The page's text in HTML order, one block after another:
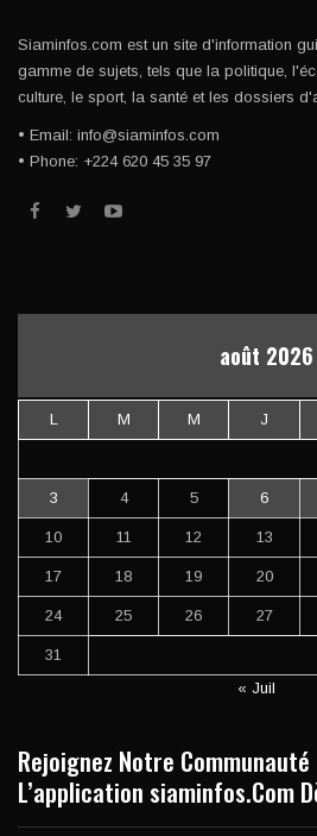
Siaminfos.com est un site d'information
gamme de sujets, tels que la politique,
culture, le sport, la santé et les dossiers
• Email: info@siaminfos.com
• Phone: +224 620 45 35 97
août 2026
L M M J
3 4 5 6
10 11 12 13
17 18 19 20
24 25 26 27
31
« Juil
Rejoignez Notre
L’application siaminfos.Com